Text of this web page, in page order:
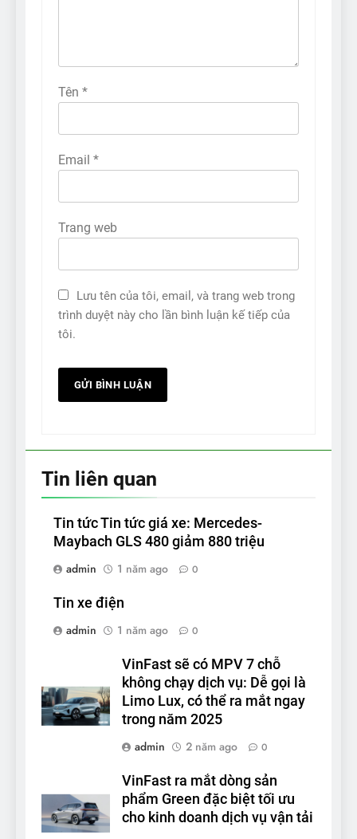
Tên *
Email *
Trang web
Lưu tên của tôi, email, và trang web trong
trình duyệt này cho lần bình luận kế tiếp của
tôi.
Tin liên quan
Tin tức Tin tức giá xe: Mercedes-
Maybach GLS 480 giảm 880 triệu
admin
1 năm ago 0
Tin xe điện
admin
1 năm ago 0
VinFast sẽ có MPV 7 chỗ
không chạy dịch vụ: Dễ gọi là
Limo Lux, có thể ra mắt ngay
trong năm 2025
admin
2 năm ago 0
VinFast ra mắt dòng sản
phẩm Green đặc biệt tối ưu
cho kinh doanh dịch vụ vận tải